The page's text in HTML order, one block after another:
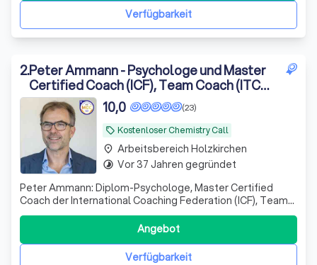
Verfügbarkeit
2.Peter Ammann - Psychologe und Master
Certified Coach (ICF), Team Coach (ITCA),
Coaching Supervisor (ESIA)
local_offer Kostenloser Chemistry Call
(23)
10,0
Peter Ammann: Diplom-Psychologe, Master Certified
Coach der International Coaching Federation (ICF), Team
Coach (ITCA), accredited psychotherapist der United
Kingdom Council for Psychotherapie (UKCP) mit dem
European Certificate for Psychotherapy (EAP), Coach
Supervisor (ESIA) und Trainer mit über 3
Verfügbarkeit
Angebot
place Arbeitsbereich Holzkirchen
timelapse Vor 37 Jahren gegründet